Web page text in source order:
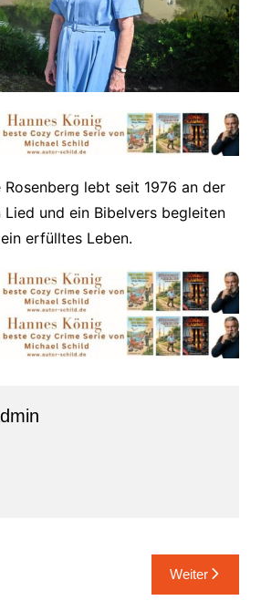
lebt seit 1976 an der
Lied und ein Bibelvers begleiten
erfülltes Leben.
Weiter